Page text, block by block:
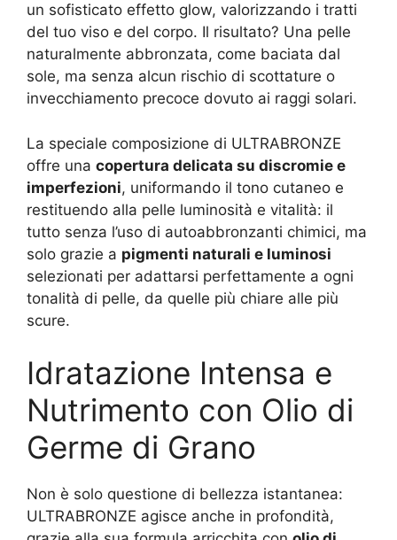
un sofisticato effetto glow, valorizzando i tratti
del tuo viso e del corpo. Il risultato? Una pelle
naturalmente abbronzata, come baciata dal
sole, ma senza alcun rischio di scottature o
invecchiamento precoce dovuto ai raggi solari.
La speciale composizione di ULTRABRONZE
offre una copertura delicata su discromie e
imperfezioni, uniformando il tono cutaneo e
restituendo alla pelle luminosità e vitalità: il
tutto senza l’uso di autoabbronzanti chimici, ma
solo grazie a pigmenti naturali e luminosi
selezionati per adattarsi perfettamente a ogni
tonalità di pelle, da quelle più chiare alle più
scure.
Idratazione Intensa e
Nutrimento con Olio di
Germe di Grano
Non è solo questione di bellezza istantanea:
ULTRABRONZE agisce anche in profondità,